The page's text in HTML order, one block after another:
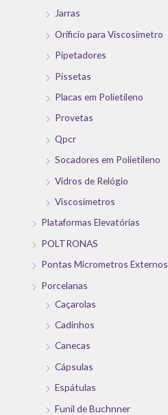
Jarras
Oríficio para Viscosímetro
Pipetadores
Pissetas
Placas em Polietileno
Provetas
Qpcr
Socadores em Polietileno
Vidros de Relógio
Viscosímetros
Plataformas Elevatórias
POLTRONAS
Pontas Micrometros Externos
Porcelanas
Caçarolas
Cadinhos
Canecas
Cápsulas
Espátulas
Funil de Buchnner